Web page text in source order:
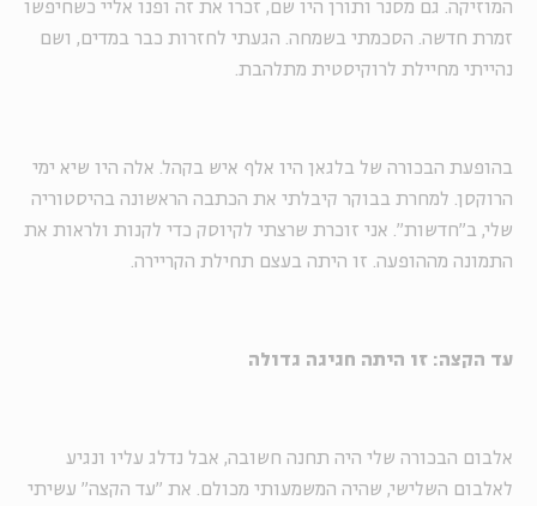
המוזיקה. גם מסנר ותורן היו שם, זכרו את זה ופנו אליי כשחיפשו
זמרת חדשה. הסכמתי בשמחה. הגעתי לחזרות כבר במדים, ושם
נהייתי מחיילת לרוקיסטית מתלהבת.
בהופעת הבכורה של בלגאן היו אלף איש בקהל. אלה היו שיא ימי
הרוקסן. למחרת בבוקר קיבלתי את הכתבה הראשונה בהיסטוריה
שלי, ב"חדשות". אני זוכרת שרצתי לקיוסק כדי לקנות ולראות את
התמונה מההופעה. זו היתה בעצם תחילת הקריירה.
עד הקצה: זו היתה חגיגה גדולה
אלבום הבכורה שלי היה תחנה חשובה, אבל נדלג עליו ונגיע
לאלבום השלישי, שהיה המשמעותי מכולם. את "עד הקצה" עשיתי